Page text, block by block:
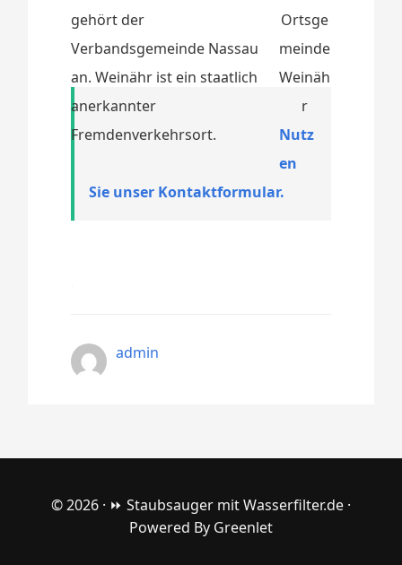
gehört der
Verbandsgemeinde Nassau
an. Weinähr ist ein staatlich
anerkannter
Fremdenverkehrsort.
Nutz
en
Sie unser Kontaktformular.
admin
© 2026 · ⏩ Staubsauger mit Wasserfilter.de ·
Powered By Greenlet